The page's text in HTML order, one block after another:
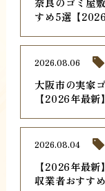
すめ5選【2026
大阪市の実家
【2026年最
2026.08.06
【2026年最
収業者おすす
2026.08.04